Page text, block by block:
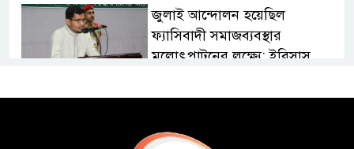
জুলাই আন্দোলন হয়েছিল
ফ্যাসিবাদী সমাজব্যবস্থার
মূলোৎপাটনের লক্ষ্যে; ইবিসাস
পালন করছে তানযীমুল উম্মাহ